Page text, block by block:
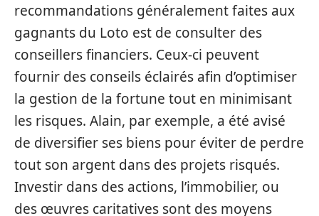
recommandations généralement faites aux
gagnants du Loto est de consulter des
conseillers financiers. Ceux-ci peuvent
fournir des conseils éclairés afin d’optimiser
la gestion de la fortune tout en minimisant
les risques. Alain, par exemple, a été avisé
de diversifier ses biens pour éviter de perdre
tout son argent dans des projets risqués.
Investir dans des actions, l’immobilier, ou
des œuvres caritatives sont des moyens